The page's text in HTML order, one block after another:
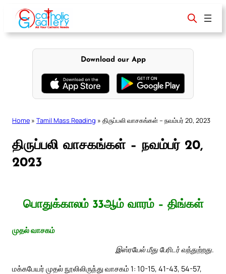
content
Download our App
Home » Tamil Mass Reading » திருப்பலி வாசகங்கள் – நவம்பர் 20, 2023
திருப்பலி வாசகங்கள் – நவம்பர் 20,
2023
பொதுக்காலம் 33ஆம் வாரம் – திங்கள்
முதல் வாசகம்
இஸ்ரயேல் மீது பேரிடர் வந்துற்றது.
மக்கபேயர் முதல் நூலிலிருந்து வாசகம் 1: 10-15, 41-43, 54-57,